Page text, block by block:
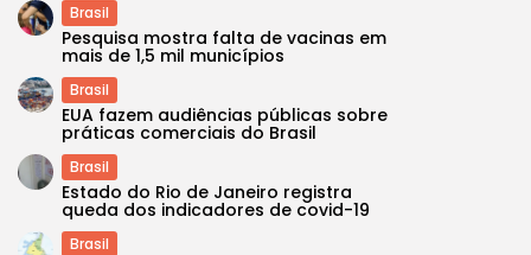
Brasil
Pesquisa mostra falta de vacinas em
mais de 1,5 mil municípios
Brasil
EUA fazem audiências públicas sobre
práticas comerciais do Brasil
Brasil
Estado do Rio de Janeiro registra
queda dos indicadores de covid-19
Brasil